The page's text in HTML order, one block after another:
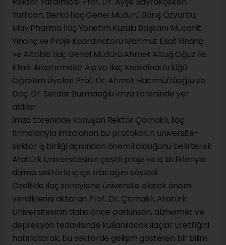
Yurtcan, Berko İlaç Genel Müdürü Barış Özyurtlu,
May Pharma İlaç Yönetim Kurulu Başkanı Mücahit
Yinanç ve Proje Koordinatörü Mahmut Esat Yinanç
ve Altobio İlaç Genel Müdürü Ahmet Altuğ Oğuz ile
Klinik Araştırmalar Aşı ve İlaç Koordinatörlüğü
Öğretim Üyeleri Prof. Dr. Ahmet Hacımüftüoğlu ve
Doç. Dr. Serdar Burmaoğlu imza töreninde yer
aldılar.
İmza töreninde konuşan Rektör Çomaklı, ilaç
firmalarıyla imzalanan bu protokolün üniversite-
sektör iş birliği açısından önemli olduğunu belirterek
Atatürk Üniversitesinin çeşitli proje ve iş birlikleriyle
daima sektörle iç içe olacağını söyledi.
Özellikle ilaç sanayisine üniversite olarak önem
verdiklerini aktaran Prof. Dr. Çomaklı, Atatürk
Üniversitesinin daha önce parkinson, alzheimer ve
depresyon tedavisinde kullanılacak ilaçlar ürettiğini
hatırlatarak, bu sektörde gelişim gösteren bir bilim